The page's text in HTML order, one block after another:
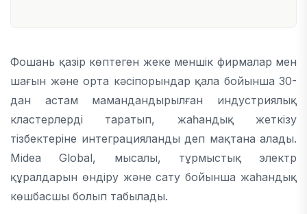
Фошань қазір көптеген жеке меншік фирмалар мен
шағын және орта кәсіпорындар қала бойынша 30-
дан астам мамандандырылған индустриялық
кластерлерді таратып, жаһандық жеткізу
тізбектеріне интеграцияланды деп мақтана алады.
Midea Global, мысалы, тұрмыстық электр
құралдарын өндіру және сату бойынша жаһандық
көшбасшы болып табылады.